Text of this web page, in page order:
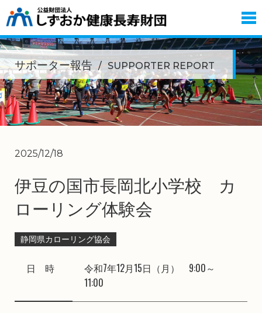
サポーター報告 SUPPORTER REPORT
2025/12/18
伊豆の国市長岡北小学校 カ
ローリング体験会
静岡県カローリング協会
日 時
令和7年12月15日（月） 9:00～
11:00